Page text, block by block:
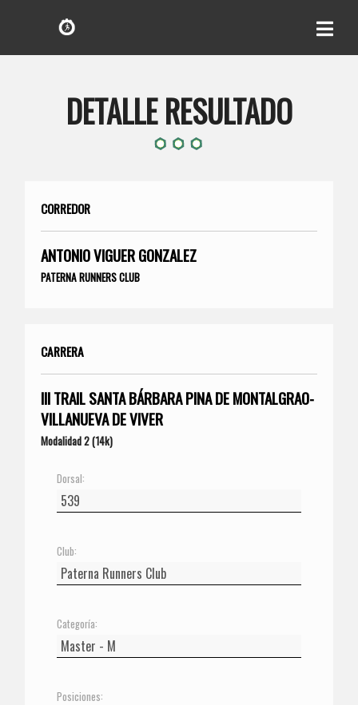
DETALLE RESULTADO
CORREDOR
ANTONIO VIGUER GONZALEZ
PATERNA RUNNERS CLUB
CARRERA
III TRAIL SANTA BÁRBARA PINA DE MONTALGRAO-
VILLANUEVA DE VIVER
Modalidad 2 (14k)
Dorsal:
Club:
Categoría:
Posiciones: